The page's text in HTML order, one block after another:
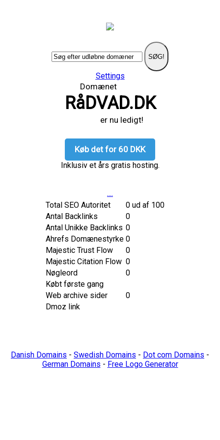
SØG!
Settings
Domænet
RåDVAD.DK
er nu ledigt!
Køb det for 60 DKK
Inklusiv et års gratis hosting.
....
Total SEO Autoritet
0 ud af 100
Antal Backlinks
0
Antal Unikke Backlinks 0
Ahrefs Domænestyrke 0
Majestic Trust Flow
0
Majestic Citation Flow 0
Nøgleord
0
Købt første gang
Web archive sider
0
Dmoz link
Danish Domains - Swedish Domains - Dot com Domains -
German Domains - Free Logo Generator